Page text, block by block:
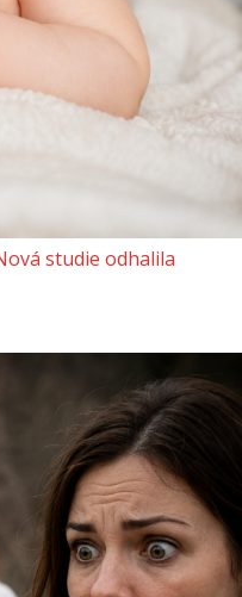
studie odhalila